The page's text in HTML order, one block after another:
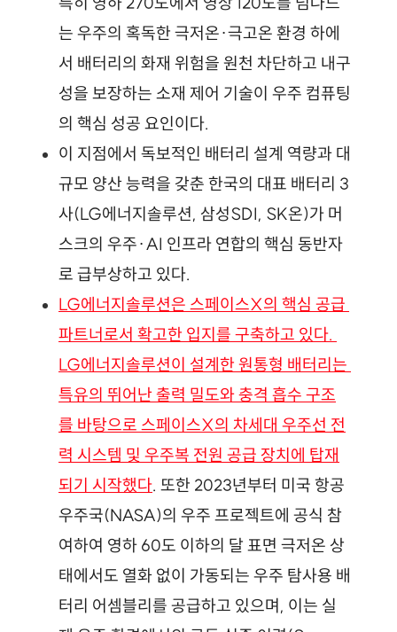
는 우주의 혹독한 극저온·극고온 환경 하에
서 배터리의 화재 위험을 원천 차단하고 내구
성을 보장하는 소재 제어 기술이 우주 컴퓨팅
의 핵심 성공 요인이다.
이 지점에서 독보적인 배터리 설계 역량과 대
규모 양산 능력을 갖춘 한국의 대표 배터리 3
사(LG에너지솔루션, 삼성SDI, SK온)가 머
스크의 우주·AI 인프라 연합의 핵심 동반자
로 급부상하고 있다.
LG에너지솔루션은 스페이스X의 핵심 공급
파트너로서 확고한 입지를 구축하고 있다.
LG에너지솔루션이 설계한 원통형 배터리는
특유의 뛰어난 출력 밀도와 충격 흡수 구조
를 바탕으로 스페이스X의 차세대 우주선 전
력 시스템 및 우주복 전원 공급 장치에 탑재
되기 시작했다. 또한 2023년부터 미국 항공
우주국(NASA)의 우주 프로젝트에 공식 참
여하여 영하 60도 이하의 달 표면 극저온 상
태에서도 열화 없이 가동되는 우주 탐사용 배
터리 어셈블리를 공급하고 있으며, 이는 실